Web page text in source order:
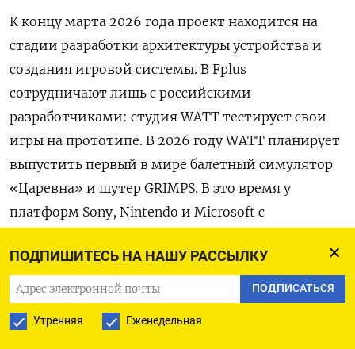
ПОДПИШИТЕСЬ НА НАШУ РАССЫЛКУ
ПОДПИСАТЬСЯ
Утренняя Еженедельная
К концу марта 2026 года проект находится на
стадии разработки архитектуры устройства и
создания игровой системы. В Fplus
сотрудничают лишь с российскими
разработчиками: студия WATT тестирует свои
игры на прототипе. В 2026 году WATT планирует
выпустить первый в мире балетный симулятор
«Царевна» и шутер GRIMPS. В это время у
платформ Sony, Nintendo и Microsoft с
из тысяч игр, пишет Cnews.
Возможно, что приставка вновь будет
адаптацией китайского устройства. В июне 2025